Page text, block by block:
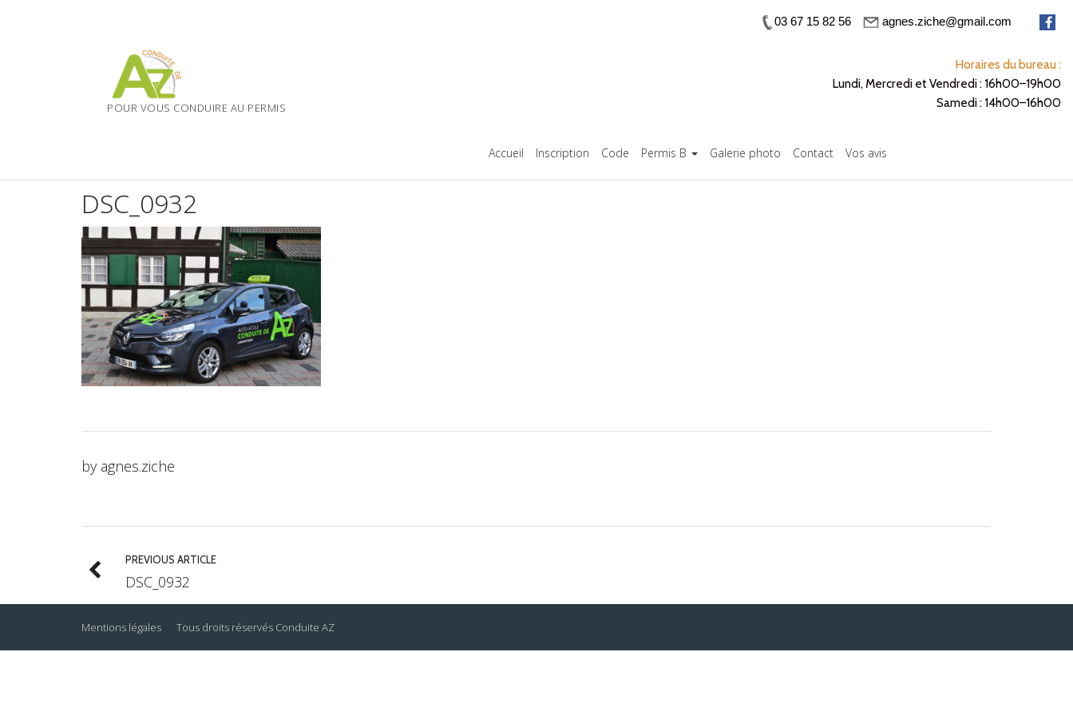
03 67 15 82 56 agnes.ziche@gmail.com
POUR VOUS CONDUIRE AU PERMIS
Horaires du bureau :
Lundi, Mercredi et Vendredi : 16h00–19h00
Samedi : 14h00–16h00
Accueil Inscription Code Permis B Galerie photo Contact Vos avis
DSC_0932
by agnes.ziche
PREVIOUS ARTICLE
DSC_0932
Mentions légales Tous droits réservés Conduite AZ